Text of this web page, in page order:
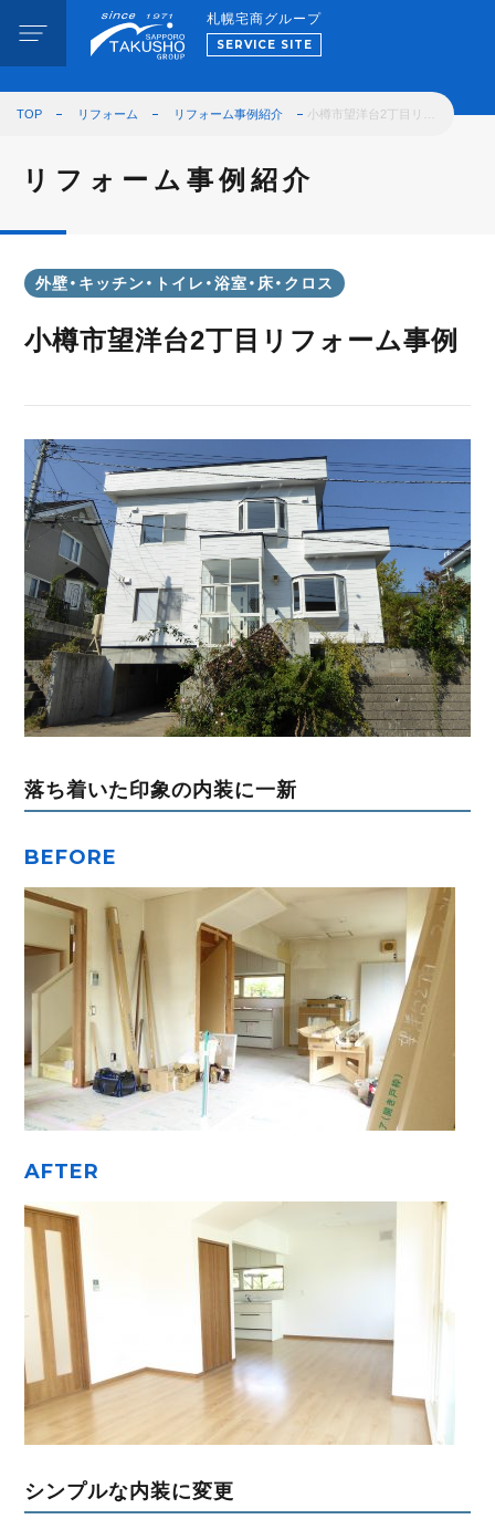
札幌宅商グループ
SERVICE SITE
リフォーム事例紹介
TOP リフォーム リフォーム事例紹介 小樽市望洋台2丁目リ…
外壁・キッチン・トイレ・浴室・床・クロス
小樽市望洋台2丁目リフォーム事例
落ち着いた印象の内装に一新
BEFORE
AFTER
シンプルな内装に変更